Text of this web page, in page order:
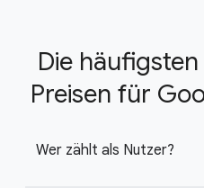
Die
Preisen für
Wer zählt als Nutzer?